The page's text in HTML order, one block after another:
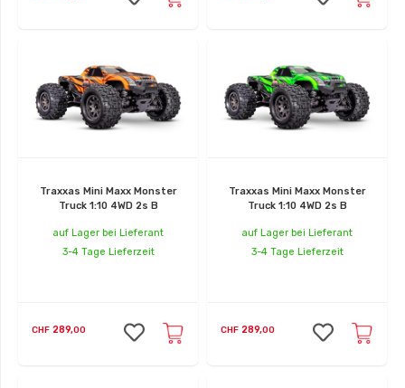
Traxxas Mini Maxx Monster
Truck 1:10 4WD 2s B
auf Lager bei Lieferant
3-4 Tage Lieferzeit
CHF 289,00
Traxxas Mini Maxx Monster
Truck 1:10 4WD 2s B
auf Lager bei Lieferant
3-4 Tage Lieferzeit
CHF 289,00